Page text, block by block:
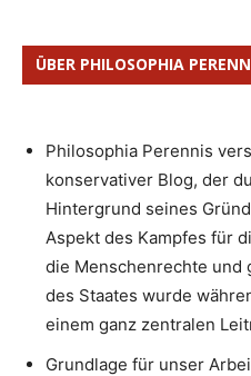
ÜBER PHILOSOPHIA
Philosophia Perennis
konservativer Blog, der
Hintergrund seines
Aspekt des Kampfes für
die Menschenrechte
des Staates wurde
einem ganz zentralen
Grundlage für unser